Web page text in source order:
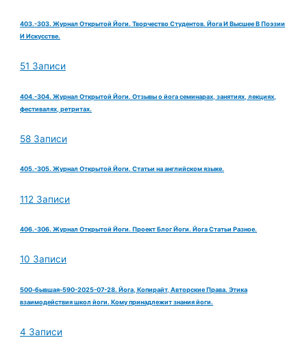
403.-303. Журнал Открытой Йоги. Творчество Студентов. Йога И Высшее В Поэзии
И Искусстве.
51 Записи
404.-304. Журнал Открытой Йоги. Отзывы о йога семинарах, занятиях, лекциях,
фестивалях, ретритах.
58 Записи
405.-305. Журнал Открытой Йоги. Статьи на английском языке.
112 Записи
406.-306. Журнал Открытой Йоги. Проект Блог Йоги. Йога Статьи Разное.
10 Записи
500-бывшая-590-2025-07-28. Йога, Копирайт, Авторские Права. Этика
взаимодействия школ йоги. Кому принадлежит знания йоги.
4 Записи